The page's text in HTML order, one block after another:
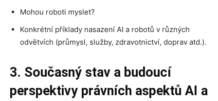
Mohou roboti myslet?
Konkrétní příklady nasazení AI a robotů v různých
odvětvích (průmysl, služby, zdravotnictví, doprav atd.).
3. Současný stav a budoucí
perspektivy právních aspektů AI a